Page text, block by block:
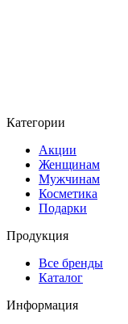
Категории
Акции
Женщинам
Мужчинам
Косметика
Подарки
Продукция
Все бренды
Каталог
Информация